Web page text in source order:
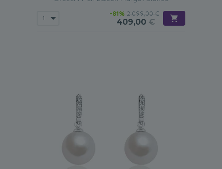
-81% 2.099,00 €
409,00 €